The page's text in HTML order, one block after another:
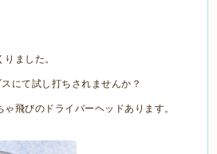
ました。
にて試し打ちされませんか？
飛びのドライバーヘッドあります。